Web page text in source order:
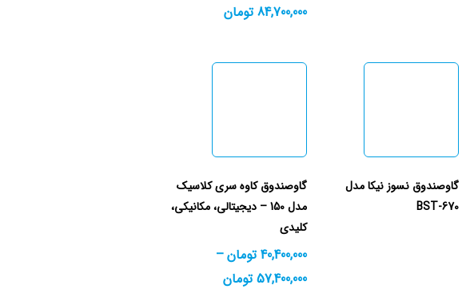
84,700,000 تومان
گاوصندوق نسوز نیکا مدل
BST-670
گاوصندوق کاوه سری کلاسیک
مدل 150 – دیجیتالی، مکانیکی،
کلیدی
40,400,000 تومان–
57,400,000 تومان